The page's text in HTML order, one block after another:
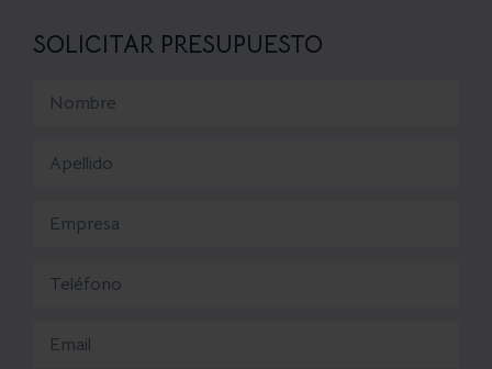
SOLICITAR PRESUPUESTO